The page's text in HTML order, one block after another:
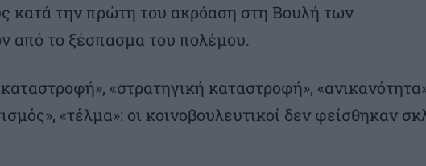
κατά την πρώτη του ακρόαση στη Βουλή των
από το ξέσπασμα του πολέμου.
«στρατηγική καταστροφή»,
«τέλμα»: οι κοινοβουλευτικοί δεν φείσθηκαν